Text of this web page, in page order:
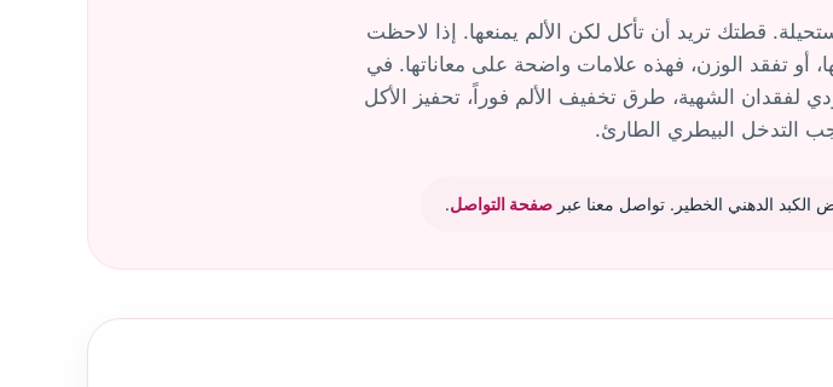
قطتك تريد أن تأكل لكن الألم يمنعها. إذا لاحظت
أو تفقد الوزن، فهذه علامات واضحة على معاناتها. في
لفقدان الشهية، طرق تخفيف الألم فوراً، تحفيز الأكل
التدخل البيطري الطارئ.
الدهني الخطير. تواصل معنا عبر صفحة التواصل.